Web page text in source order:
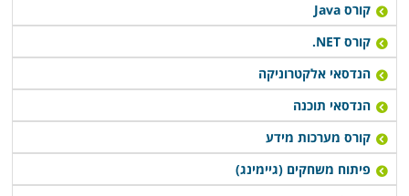
קורס Java
קורס NET.
הנדסאי אלקטרוניקה
הנדסאי תוכנה
קורס מערכות מידע
פיתוח משחקים (גיימינג)